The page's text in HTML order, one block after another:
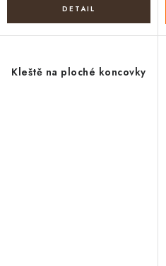
Kleště na ploché koncovky